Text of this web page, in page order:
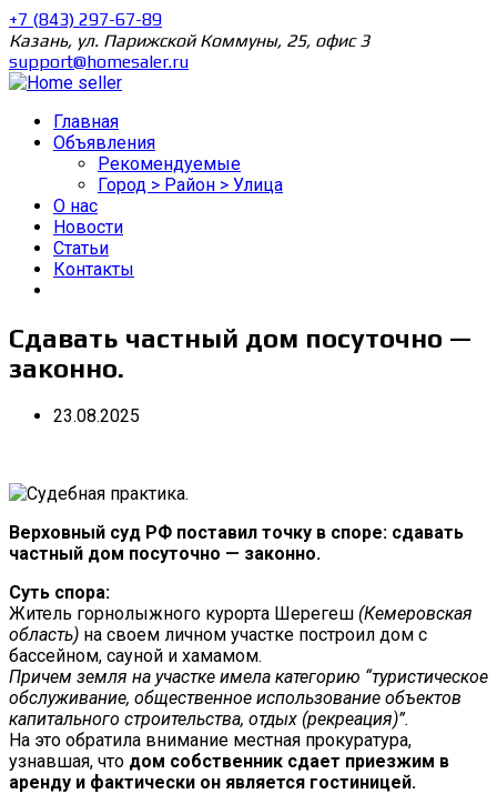
+7 (843) 297-67-89
Казань, ул. Парижской Коммуны, 25, офис 3
support@homesaler.ru
Главная
Объявления
Рекомендуемые
Город > Район > Улица
О нас
Новости
Статьи
Контакты
Сдавать частный дом посуточно —
законно.
23.08.2025
Верховный суд РФ поставил точку в споре: сдавать
частный дом посуточно — законно.
Суть спора:
Житель горнолыжного курорта Шерегеш (Кемеровская
область) на своем личном участке построил дом с
бассейном, сауной и хамамом.
Причем земля на участке имела категорию “туристическое
обслуживание, общественное использование объектов
капитального строительства, отдых (рекреация)”.
На это обратила внимание местная прокуратура,
узнавшая, что дом собственник сдает приезжим в
аренду и фактически он является гостиницей.